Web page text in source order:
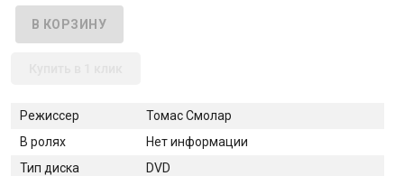
Режиссер
Томас Смолар
В ролях
Нет информации
Тип диска
DVD